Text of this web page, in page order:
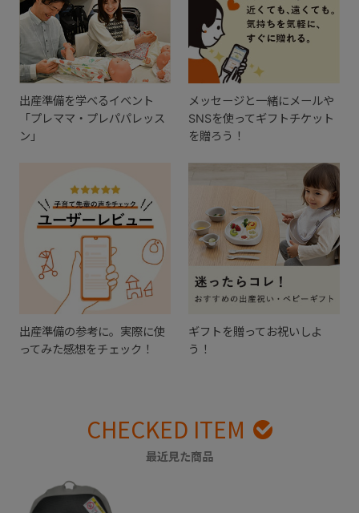
出産準備を学べるイベント
「プレママ・プレパパレッス
ン」
メッセージと一緒にメールや
SNSを使ってギフトチケット
を贈ろう！
出産準備の参考に。実際に使
ってみた感想をチェック！
ギフトを贈ってお祝いしよ
う！
CHECKED ITEM
最近見た商品